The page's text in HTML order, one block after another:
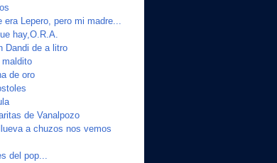
era Lepero, pero mi madre...
hay,O.R.A.
Dandi de a litro
maldito
de oro
de Vanalpozo
a chuzos nos vemos
del pop...